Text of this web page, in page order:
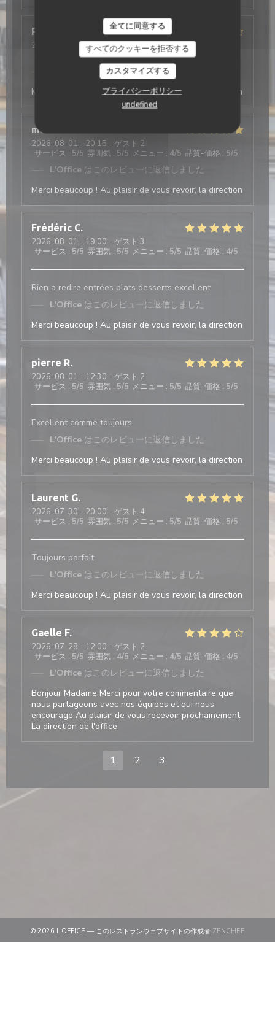
全てに同意する
すべてのクッキーを拒否する
カスタマイズする
プライバシーポリシー
undefined
Philippe
2026-08-03 - 19:45 - ゲスト 4
/5 雰囲気:4/5 メニュー:4/5 品質-価格
はこのレビューに返信しました
Merci beaucoup ! Au plaisir de vous revoir, la direction
mathis
2026-08-01 - 20:15 - ゲスト 2
サービス : 5/5 雰囲気 : 5/5 メニュー : 4/5 品質-価格 : 5/5
L'Office はこのレビューに返信しました
Merci beaucoup ! Au plaisir de vous revoir, la direction
Frédéric C
2026-08-01 - 19:00 - ゲスト 3
サービス : 5/5 雰囲気 : 5/5 メニュー : 5/5 品質-価格 : 4/5
Rien a redire entrées plats desserts excellent
L'Office はこのレビューに返信しました
Merci beaucoup ! Au plaisir de vous revoir, la direction
pierre R
2026-08-01 - 12:30 - ゲスト 2
サービス : 5/5 雰囲気 : 5/5 メニュー : 5/5 品質-価格 : 5/5
Excellent comme toujours
L'Office はこのレビューに返信しました
Merci beaucoup ! Au plaisir de vous revoir, la direction
Laurent G
2026-07-30 - 20:00 - ゲスト 4
サービス : 5/5 雰囲気 : 5/5 メニュー : 5/5 品質-価格 : 5/5
Toujours parfait
L'Office はこのレビューに返信しました
Merci beaucoup ! Au plaisir de vous revoir, la direction
Gaelle F
2026-07-28 - 12:00 - ゲスト 2
サービス : 5/5 雰囲気 : 4/5 メニュー : 4/5 品質-価格 : 4/5
L'Office はこのレビューに返信しました
Bonjour Madame Merci pour votre commentaire que
nous partageons avec nos équipes et qui nous
encourage Au plaisir de vous recevoir prochainement
La direction de l'office
1 2 3
© 2026 L'OFFICE — このレストランウェブサイトの作成者 ZENCHEF((新しい